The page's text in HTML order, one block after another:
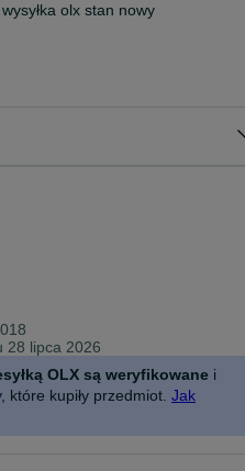
olx stan nowy
28 lipca 2026
OLX są weryfikowane i
kupiły przedmiot. Jak